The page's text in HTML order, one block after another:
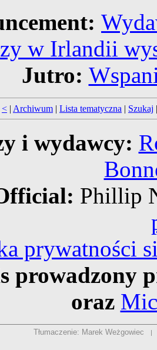
w Irlandii
Jutro:
< | Archiwum | Lista tematyczna | Szukaj
i wydawcy:
Phillip
prywatności
prowadzony
oraz
Tłumaczenie: Marek Weżgowiec